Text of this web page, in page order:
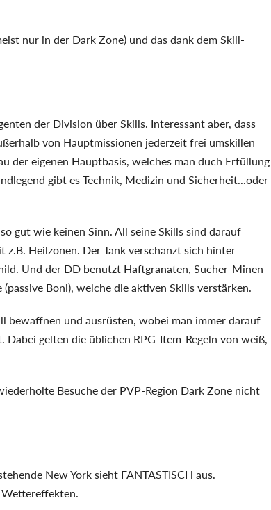
nur in der Dark Zone) und das dank dem Skill-
der Division über Skills. Interessant aber, dass
von Hauptmissionen jederzeit frei umskillen
der eigenen Hauptbasis, welches man duch Erfüllung
gibt es Technik, Medizin und Sicherheit...oder
gut wie keinen Sinn. All seine Skills sind darauf
Heilzonen. Der Tank verschanzt sich hinter
Und der DD benutzt Haftgranaten, Sucher-Minen
Boni), welche die aktiven Skills verstärken.
bewaffnen und ausrüsten, wobei man immer darauf
gelten die üblichen RPG-Item-Regeln von weiß,
Besuche der PVP-Region Dark Zone nicht
New York sieht FANTASTISCH aus.